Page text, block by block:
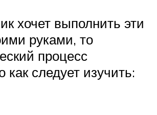
хочет выполнить эти
руками, то
процесс
как следует изучить: